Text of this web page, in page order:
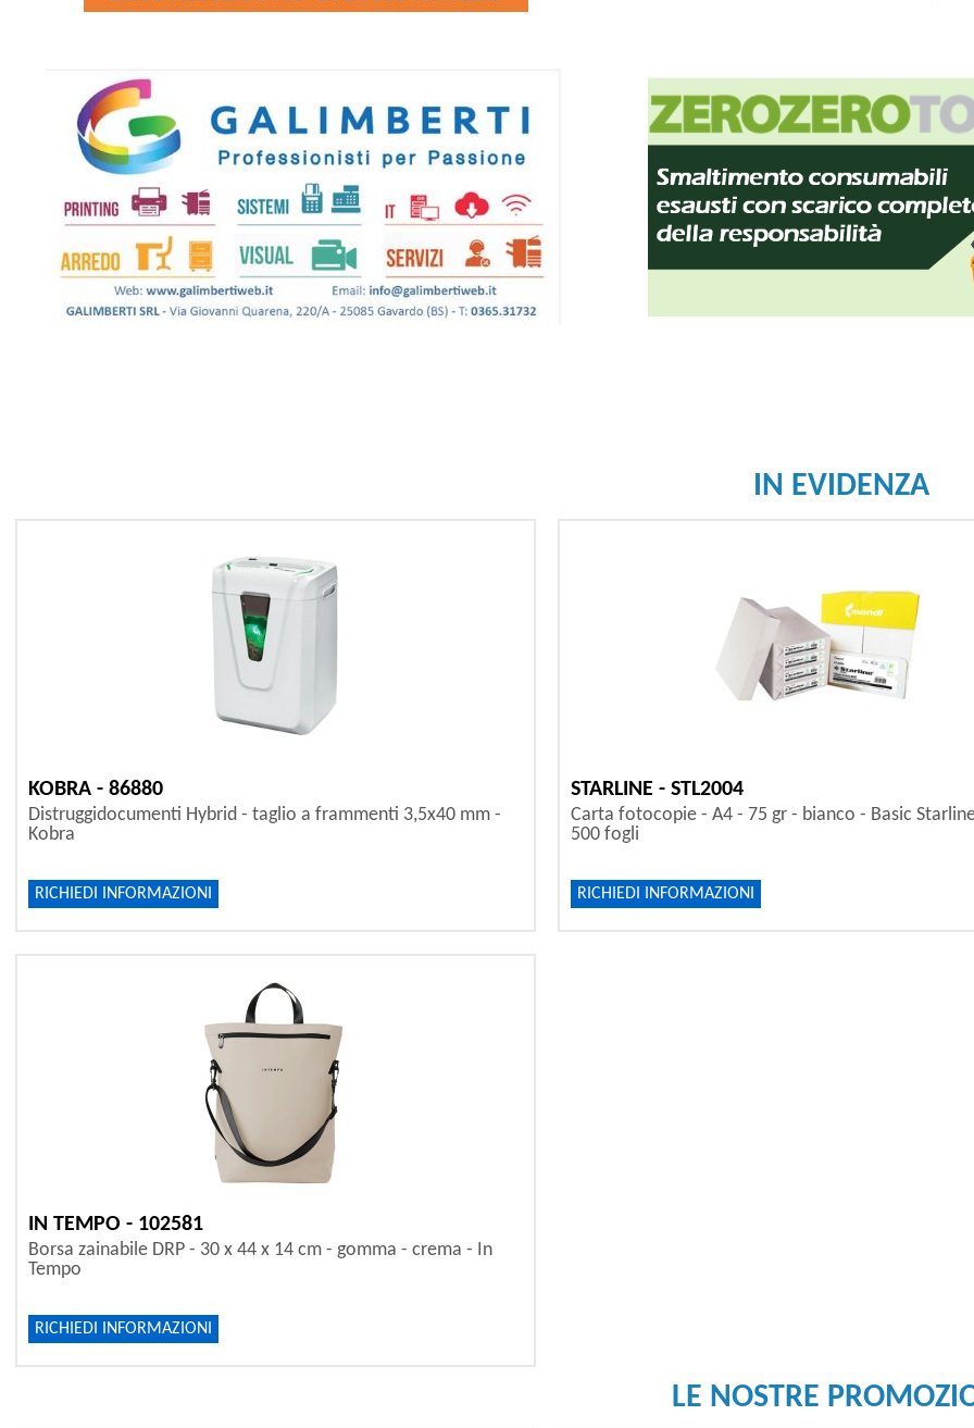
IN EVIDENZA
KOBRA - 86880
Distruggidocumenti Hybrid - taglio a frammenti 3,5x40 mm -
Kobra
RICHIEDI INFORMAZIONI
STARLINE - STL2004
Carta fotocopie - A4 - 75 gr - bianco - Basic
500 fogli
RICHIEDI INFORMAZIONI
IN TEMPO - 102581
Borsa zainabile DRP - 30 x 44 x 14 cm - gomma - crema - In
Tempo
RICHIEDI INFORMAZIONI
LE NOSTRE